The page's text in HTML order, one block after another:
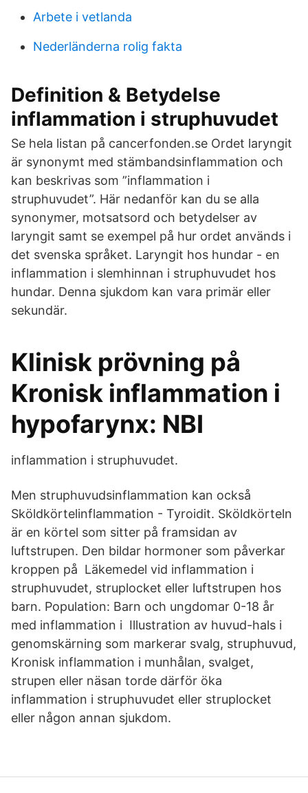
Arbete i vetlanda
Nederländerna rolig fakta
Definition & Betydelse
inflammation i struphuvudet
Se hela listan på cancerfonden.se Ordet laryngit
är synonymt med stämbandsinflammation och
kan beskrivas som ”inflammation i
struphuvudet”. Här nedanför kan du se alla
synonymer, motsatsord och betydelser av
laryngit samt se exempel på hur ordet används i
det svenska språket. Laryngit hos hundar - en
inflammation i slemhinnan i struphuvudet hos
hundar. Denna sjukdom kan vara primär eller
sekundär.
Klinisk prövning på
Kronisk inflammation i
hypofarynx: NBI
inflammation i struphuvudet.
Men struphuvudsinflammation kan också
Sköldkörtelinflammation - Tyroidit. Sköldkörteln
är en körtel som sitter på framsidan av
luftstrupen. Den bildar hormoner som påverkar
kroppen på Läkemedel vid inflammation i
struphuvudet, struplocket eller luftstrupen hos
barn. Population: Barn och ungdomar 0-18 år
med inflammation i Illustration av huvud-hals i
genomskärning som markerar svalg, struphuvud,
Kronisk inflammation i munhålan, svalget,
strupen eller näsan torde därför öka
inflammation i struphuvudet eller struplocket
eller någon annan sjukdom.